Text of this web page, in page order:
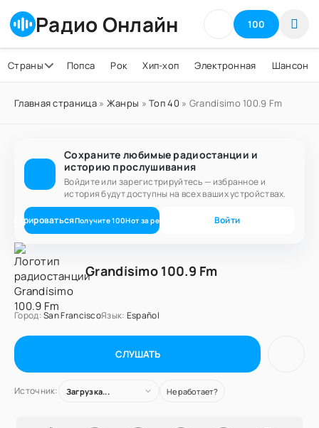
Радио Онлайн 100
Страны Попса Рок Хип-хоп Электронная Шансон
Главная страница» Жанры »Топ 40 » Grandísimo 100.9 Fm
Сохраните любимые радиостанции и
историю прослушивания
Войдите или зарегистрируйтесь — избранное и
история будут доступны на всех ваших устройствах.
Получите100Нот за регистрацию Войти
Grandísimo 100.9 Fm
Город:San FranciscoЯзык: Español
СЛУШАТЬ
Источник: Загрузка... Не работает?